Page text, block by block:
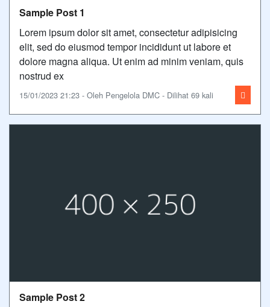
Sample Post 1
Lorem ipsum dolor sit amet, consectetur adipisicing
elit, sed do eiusmod tempor incididunt ut labore et
dolore magna aliqua. Ut enim ad minim veniam, quis
nostrud ex
15/01/2023 21:23 - Oleh Pengelola DMC - Dilihat 69 kali
Sample Post 2